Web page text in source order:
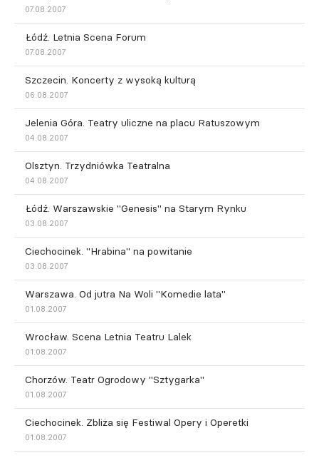
07.08.2007
Łódź. Letnia Scena Forum
07.08.2007
Szczecin. Koncerty z wysoką kulturą
06.08.2007
Jelenia Góra. Teatry uliczne na placu Ratuszowym
04.08.2007
Olsztyn. Trzydniówka Teatralna
04.08.2007
Łódź. Warszawskie "Genesis" na Starym Rynku
03.08.2007
Ciechocinek. "Hrabina" na powitanie
03.08.2007
Warszawa. Od jutra Na Woli "Komedie lata"
01.08.2007
Wrocław. Scena Letnia Teatru Lalek
01.08.2007
Chorzów. Teatr Ogrodowy "Sztygarka"
01.08.2007
Ciechocinek. Zbliża się Festiwal Opery i Operetki
01.08.2007